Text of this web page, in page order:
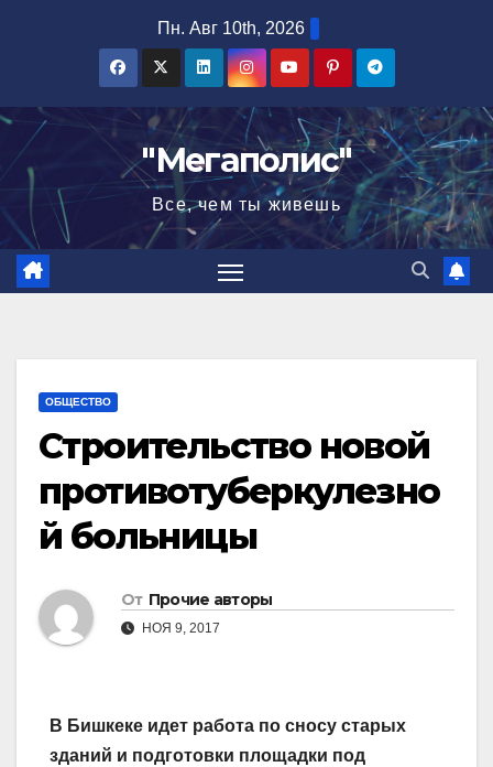
Пн. Авг 10th, 2026
"Мегаполис"
Все, чем ты живешь
ОБЩЕСТВО
Строительство новой
противотуберкулезно
й больницы
От Прочие авторы
НОЯ 9, 2017
В Бишкеке идет работа по сносу старых
зданий и подготовки площадки под